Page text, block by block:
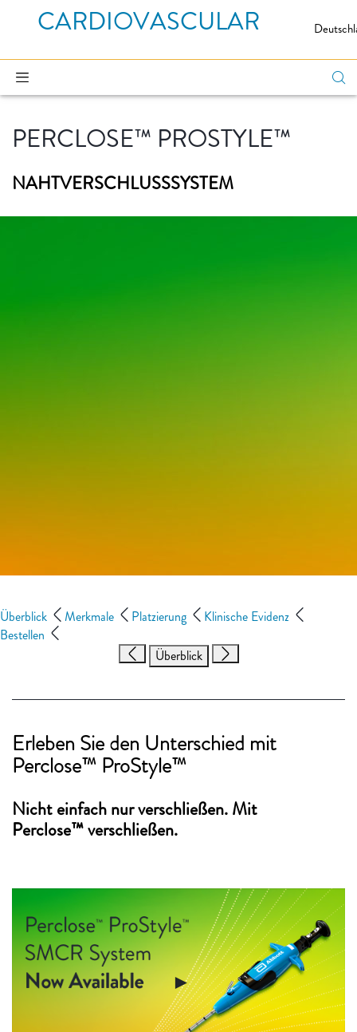
CARDIOVASCULAR
PERCLOSE™ PROSTYLE™
NAHTVERSCHLUSSSYSTEM
Überblick Merkmale Platzierung
Klinische Evidenz
Bestellen
Überblick
Erleben Sie den Unterschied mit
Perclose™ ProStyle™
Nicht einfach nur verschließen. Mit
Perclose™ verschließen.
►